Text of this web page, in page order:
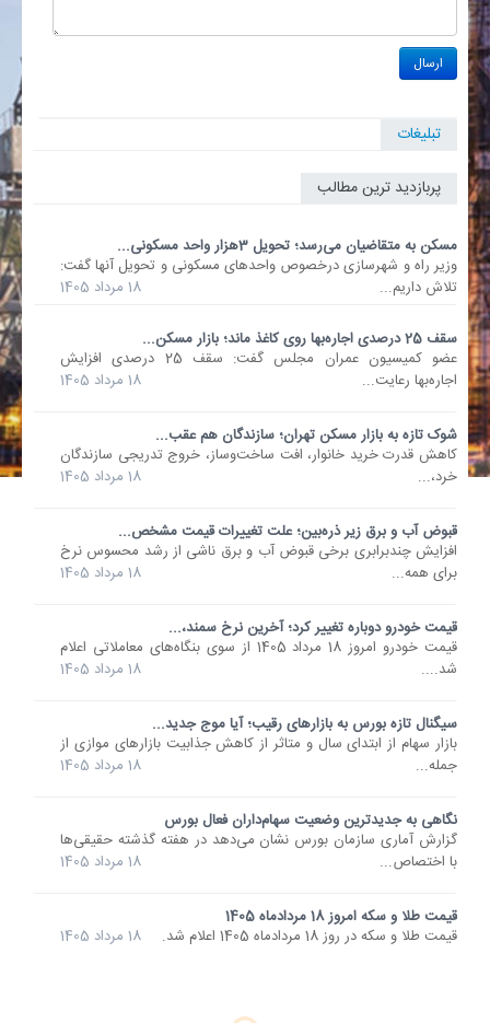
تبلیغات
پربازدید ترین مطالب
مسکن به متقاضیان می‌رسد؛ تحویل 3هزار واحد مسکونی...
وزیر راه و شهرسازی درخصوص واحدهای مسکونی و تحویل آنها گفت:
تلاش داریم...
18 مرداد 1405
سقف 25 درصدی اجاره‌بها روی کاغذ ماند؛ بازار مسکن...
عضو کمیسیون عمران مجلس گفت: سقف 25 درصدی افزایش
اجاره‌بها رعایت...
18 مرداد 1405
شوک تازه به بازار مسکن تهران؛ سازندگان هم عقب...
کاهش قدرت خرید خانوار، افت ساخت‌وساز، خروج تدریجی سازندگان
خرد،...
18 مرداد 1405
قبوض آب و برق زیر ذره‌بین؛ علت تغییرات قیمت مشخص...
افزایش چندبرابری برخی قبوض آب و برق ناشی از رشد محسوس نرخ
برای همه...
18 مرداد 1405
قیمت خودرو دوباره تغییر کرد؛ آخرین نرخ سمند،...
قیمت خودرو امروز 18 مرداد 1405 از سوی بنگاه‌های معاملاتی اعلام
شد....
18 مرداد 1405
سیگنال تازه بورس به بازارهای رقیب؛ آیا موج جدید...
بازار سهام از ابتدای سال و متاثر از کاهش جذابیت بازارهای موازی از
جمله...
18 مرداد 1405
نگاهی به جدیدترین وضعیت سهام‌داران فعال بورس
گزارش آماری سازمان بورس نشان می‌دهد در هفته گذشته حقیقی‌ها
با اختصاص...
18 مرداد 1405
قیمت طلا و سکه امروز 18 مردادماه 1405
قیمت طلا و سکه در روز 18 مردادماه 1405 اعلام شد.
18 مرداد 1405